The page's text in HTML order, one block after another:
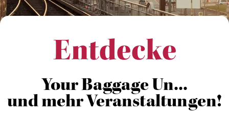
Entdecke
Your Baggage Un...
und mehr Veranstaltungen!